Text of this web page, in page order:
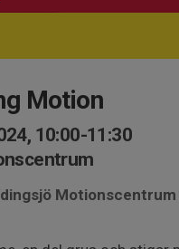
Motion
10:00-11:30
Motionscentrum